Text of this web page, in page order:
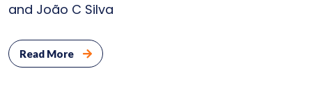
and João C Silva
Read More